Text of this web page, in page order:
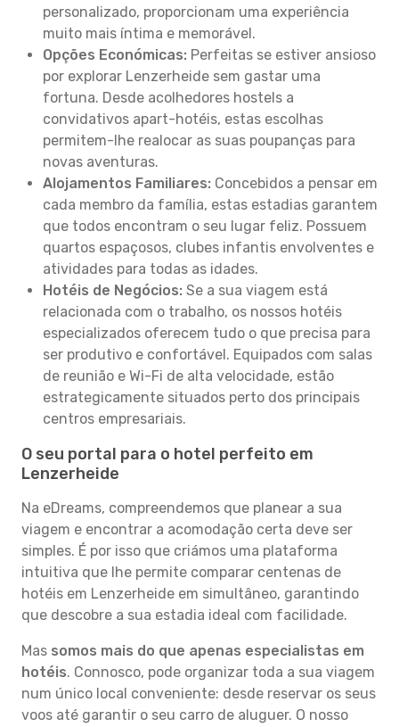
personalizado, proporcionam uma experiência
muito mais íntima e memorável.
Opções Económicas: Perfeitas se estiver ansioso
por explorar Lenzerheide sem gastar uma
fortuna. Desde acolhedores hostels a
convidativos apart-hotéis, estas escolhas
permitem-lhe realocar as suas poupanças para
novas aventuras.
Alojamentos Familiares: Concebidos a pensar em
cada membro da família, estas estadias garantem
que todos encontram o seu lugar feliz. Possuem
quartos espaçosos, clubes infantis envolventes e
atividades para todas as idades.
Hotéis de Negócios: Se a sua viagem está
relacionada com o trabalho, os nossos hotéis
especializados oferecem tudo o que precisa para
ser produtivo e confortável. Equipados com salas
de reunião e Wi-Fi de alta velocidade, estão
estrategicamente situados perto dos principais
centros empresariais.
O seu portal para o hotel perfeito em
Lenzerheide
Na eDreams, compreendemos que planear a sua
viagem e encontrar a acomodação certa deve ser
simples. É por isso que criámos uma plataforma
intuitiva que lhe permite comparar centenas de
hotéis em Lenzerheide em simultâneo, garantindo
que descobre a sua estadia ideal com facilidade.
Mas somos mais do que apenas especialistas em
hotéis. Connosco, pode organizar toda a sua viagem
num único local conveniente: desde reservar os seus
voos até garantir o seu carro de aluguer. O nosso